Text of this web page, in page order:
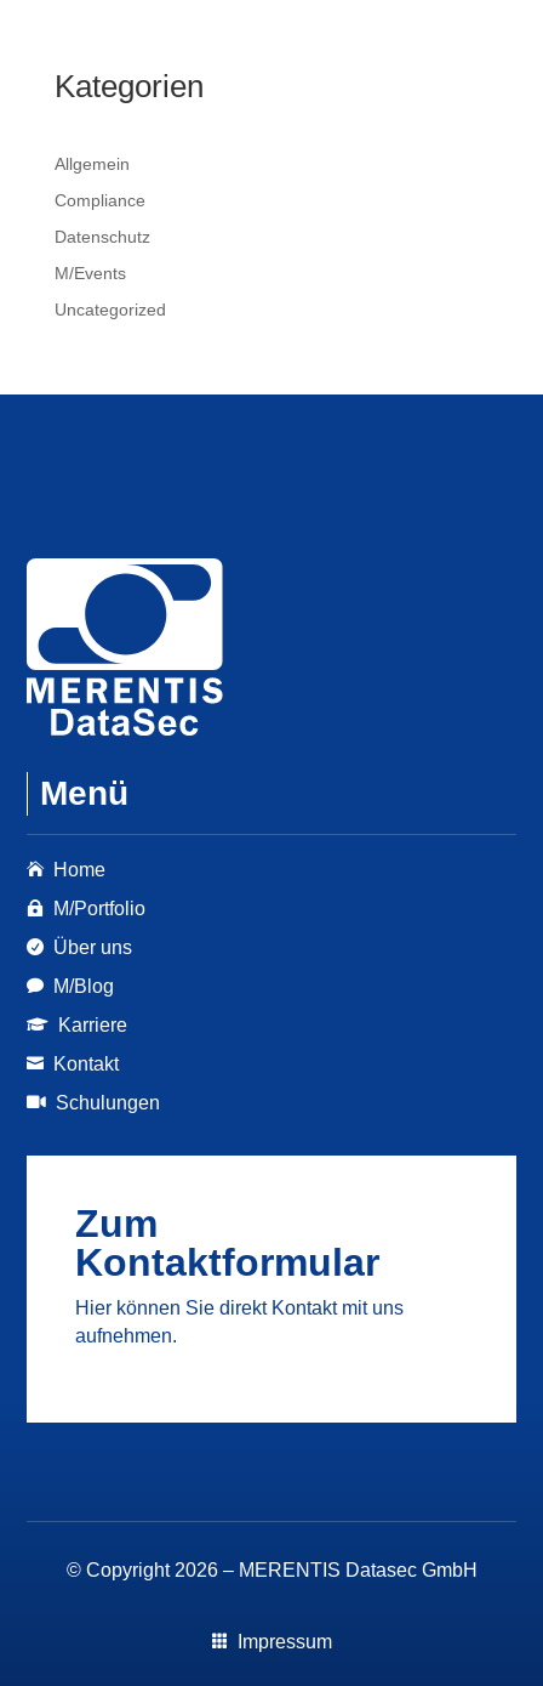
Kategorien
Allgemein
Compliance
Datenschutz
M/Events
Uncategorized
Menü
 Home
 M/Portfolio
 Über uns
 M/Blog
 Karriere
 Kontakt
 Schulungen
Zum
Kontaktformular
Hier können Sie direkt Kontakt mit uns
aufnehmen.
© Copyright 2026 – MERENTIS Datasec GmbH
 Impressum